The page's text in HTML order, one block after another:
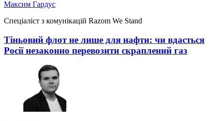
Максим Гардус
Спеціаліст з комунікацій Razom We Stand
Тіньовий флот не лише для нафти: чи вдасться
Росії незаконно перевозити скраплений газ